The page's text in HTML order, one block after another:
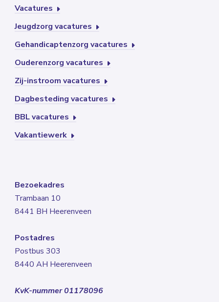
Vacatures
Jeugdzorg vacatures
Gehandicaptenzorg vacatures
Ouderenzorg vacatures
Zij-instroom vacatures
Dagbesteding vacatures
BBL vacatures
Vakantiewerk
Bezoekadres
Trambaan 10
8441 BH Heerenveen
Postadres
Postbus 303
8440 AH Heerenveen
KvK-nummer 01178096